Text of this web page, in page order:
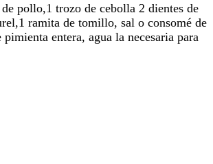
de pollo,1 trozo de cebolla 2 dientes de
ramita de tomillo, sal o consomé de
entera, agua la necesaria para